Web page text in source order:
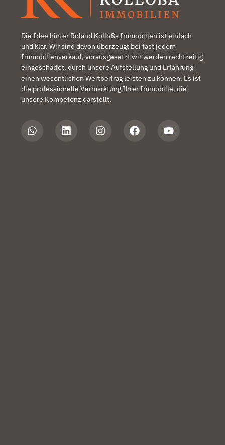
Die Idee hinter Roland Kolloßa Immobilien ist einfach
und klar. Wir sind davon überzeugt bei fast jedem
Immobilienverkauf, vorausgesetzt wir werden rechtzeitig
eingeschaltet, durch unsere Aufstellung und Erfahrung
einen wesentlichen Wertbeitrag leisten zu können. Es ist
die professionelle Vermarktung Ihrer Immobilie, die
unsere Kompetenz darstellt.